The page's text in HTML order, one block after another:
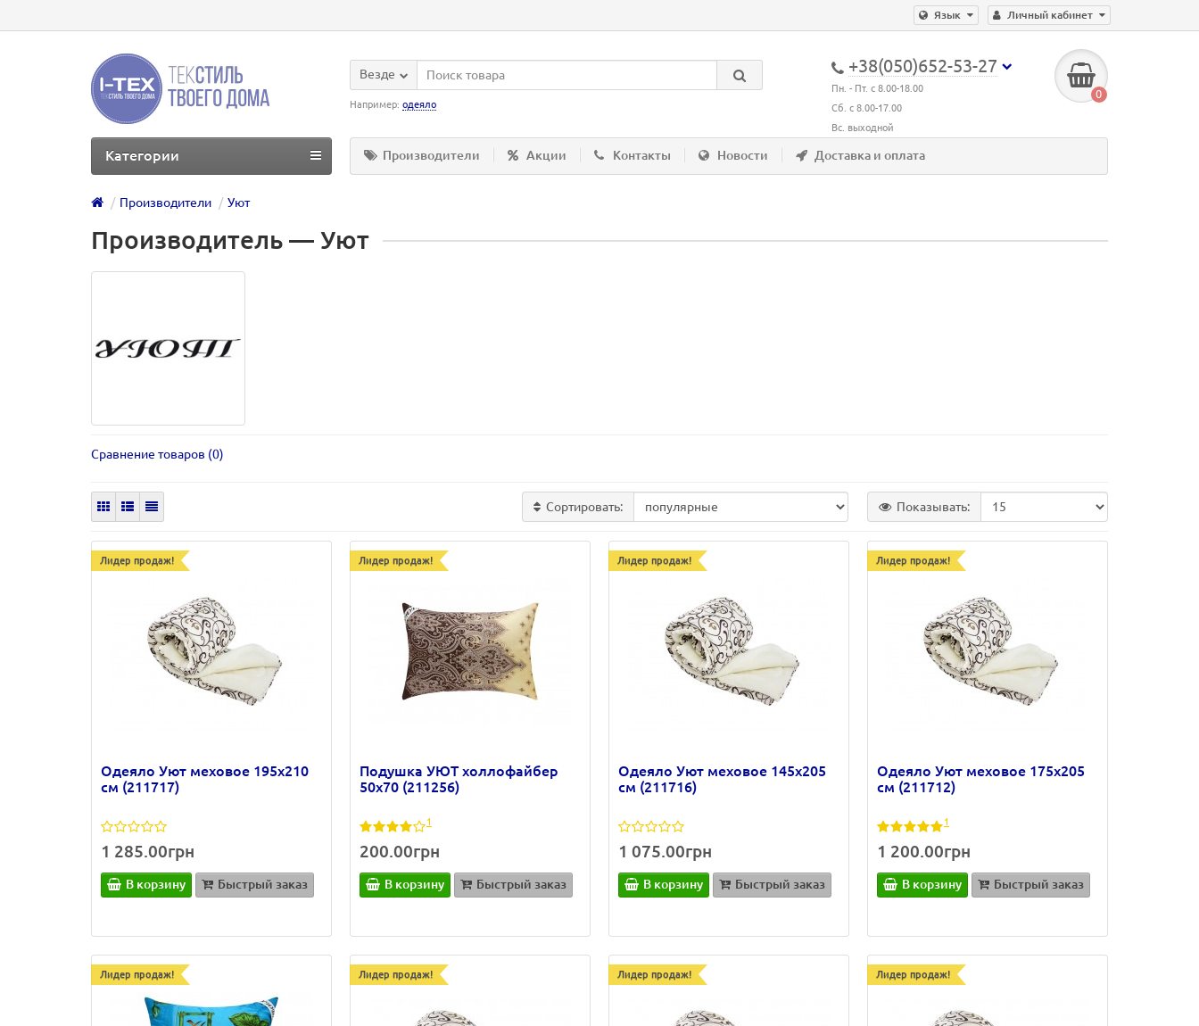
Личный кабинет
Язык
+38(050)652-53-27
Пн. - Пт. с 8.00-18.00
Сб. с 8.00-17.00
Вс. выходной
0
Везде
Например: одеяло
Производители Акции Контакты Новости Доставка и оплата
Категории
Производители Уют
Производитель ― Уют
Сравнение товаров (0)
Сортировать: Показывать:
Лидер продаж!
Одеяло Уют меховое 195х210
см (211717)
1 285.00грн
В корзину Быстрый заказ
Лидер продаж!
Подушка УЮТ холлофайбер
50х70 (211256)
1
200.00грн
В корзину Быстрый заказ
Лидер продаж!
Одеяло Уют меховое 145х205
см (211716)
1 075.00грн
В корзину Быстрый заказ
Лидер продаж!
Одеяло Уют меховое 175х205
см (211712)
1
1 200.00грн
В корзину Быстрый заказ
Лидер продаж! Лидер продаж! Лидер продаж! Лидер продаж!